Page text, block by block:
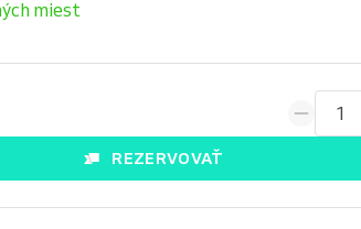
miest
1
REZERVOVAŤ